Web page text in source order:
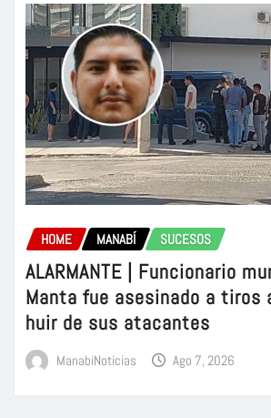
HOME MANABÍ SUCESOS
ALARMANTE | Funcionario
Manta fue asesinado a
huir de sus atacantes
ManabiNoticias Ago 7, 2026